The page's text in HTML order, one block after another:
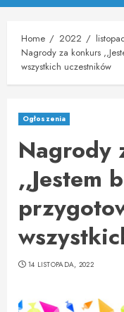
Menu
Home 2022
Nagrody za konkurs
wszystkich uczestników
Ogłoszenia
Nagrody
,,Jestem
14 LISTOPADA, 2022